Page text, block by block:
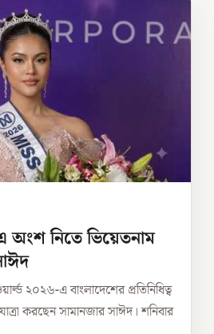
অংশ নিতে ভিয়েতনাম
২০২৬-এ বাংলাদেশের প্রতিনিধিত্ব
করছেন সামানজার সাঈদ। শনিবার